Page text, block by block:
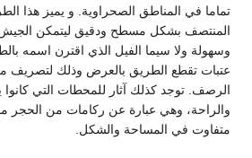
تماما في المناطق الصحراوية. و يميز هذا
المنتصف بشكل مسطح ودقيق ليتمكن الجيش
وسهولة ولا سيما الفيل الذي اقترن اسمه
عتبات تقطع الطريق بالعرض وذلك لتصريف
الرصف. توجد كذلك آثار للمحطات التي كانوا
والراحة، وهي عبارة عن ركامات من الحجر
متفاوت في المساحة والشكل.